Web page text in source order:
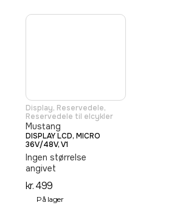
Display, Reservedele,
Reservedele til elcykler
Mustang
DISPLAY LCD, MICRO
36V/48V, V1
Ingen størrelse
angivet
kr.499
På lager